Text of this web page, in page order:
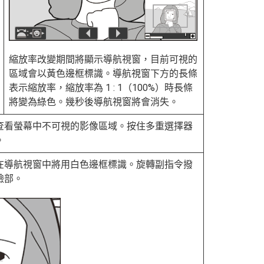
縮放率改變期間將顯示導航視窗，目前可視的
區域會以黃色邊框標識。導航視窗下方的長條
表示縮放率，縮放率為 1 : 1（100%）時長條
將變為綠色。幾秒後導航視窗將會消失。
螢幕中不可視的影像區域。按住多重選擇器
航視窗中將用白色邊框標識。旋轉副指令撥
。